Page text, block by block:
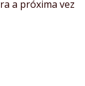
a próxima vez